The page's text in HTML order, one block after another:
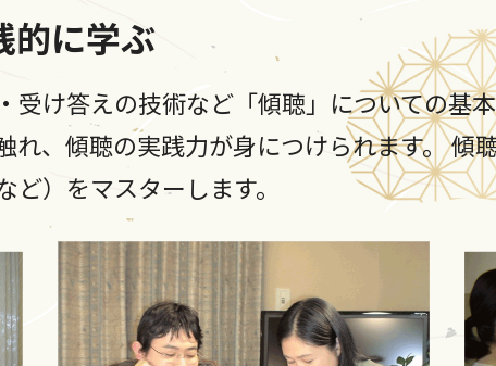
的に学ぶ
受け答えの技術など「傾聴」についての
れ、傾聴の実践力が身につけられます。 傾
）をマスターします。